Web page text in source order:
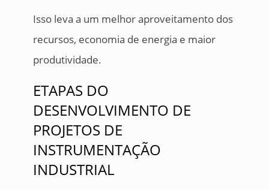
Isso leva a um melhor aproveitamento dos
recursos, economia de energia e maior
produtividade.
ETAPAS DO
DESENVOLVIMENTO DE
PROJETOS DE
INSTRUMENTAÇÃO
INDUSTRIAL